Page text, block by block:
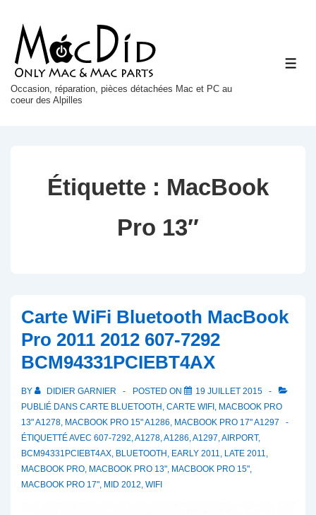
passer
contenu
principal
Occasion, réparation, pièces détachées Mac et PC au
coeur des Alpilles
Étiquette : MacBook
Pro 13″
Carte WiFi Bluetooth MacBook
Pro 2011 2012 607-7292
BCM94331PCIEBT4AX
BY DIDIER GARNIER POSTED ON
19 JUILLET 2015
PUBLIÉ DANS CARTE BLUETOOTH , CARTE WIFI , MACBOOK PRO
13" A1278, MACBOOK PRO 15" A1286, MACBOOK PRO 17" A1297
ÉTIQUETTÉ AVEC 607-7292,A1278,A1286,A1297,AIRPORT,
BCM94331PCIEBT4AX, BLUETOOTH , EARLY 2011, LATE 2011,
MACBOOK PRO, MACBOOK PRO 13", MACBOOK PRO 15",
MACBOOK PRO 17", MID 2012, WIFI